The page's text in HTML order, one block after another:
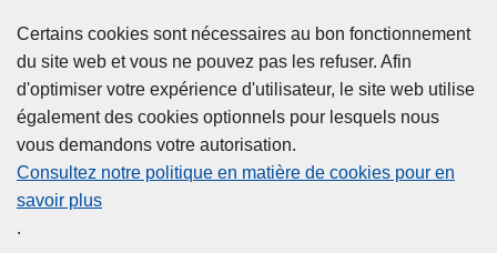
Certains cookies sont nécessaires au bon fonctionnement
du site web et vous ne pouvez pas les refuser. Afin
d'optimiser votre expérience d'utilisateur, le site web utilise
également des cookies optionnels pour lesquels nous
vous demandons votre autorisation.
Consultez notre politique en matière de cookies pour en
savoir plus
.
Presse